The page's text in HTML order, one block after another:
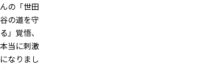
んの「世田
谷の道を守
る」覚悟、
本当に刺激
になりまし